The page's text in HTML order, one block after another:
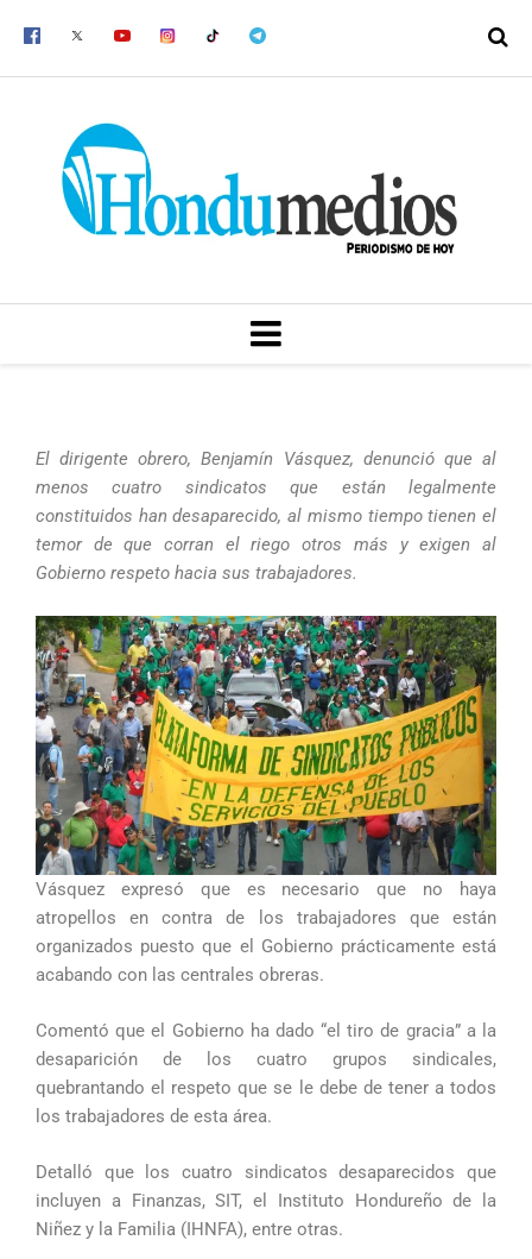
MENU
El dirigente obrero, Benjamín Vásquez, denunció que al
menos cuatro sindicatos que están legalmente
constituidos han desaparecido, al mismo tiempo tienen el
temor de que corran el riego otros más y exigen al
Gobierno respeto hacia sus trabajadores.
Vásquez expresó que es necesario que no haya
atropellos en contra de los trabajadores que están
organizados puesto que el Gobierno prácticamente está
acabando con las centrales obreras.
Comentó que el Gobierno ha dado “el tiro de gracia” a la
desaparición de los cuatro grupos sindicales,
quebrantando el respeto que se le debe de tener a todos
los trabajadores de esta área.
Detalló que los cuatro sindicatos desaparecidos que
incluyen a Finanzas, SIT, el Instituto Hondureño de la
Niñez y la Familia (IHNFA), entre otras.